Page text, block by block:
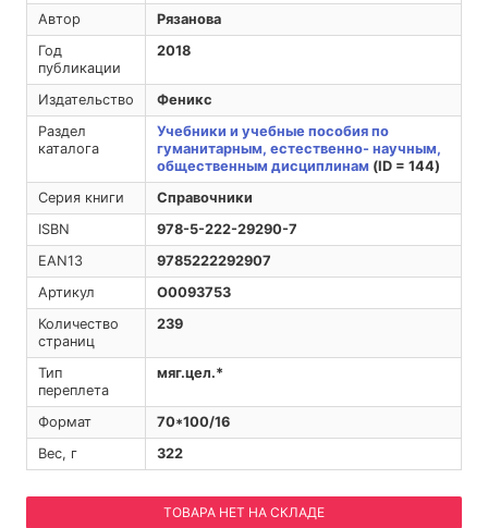
Автор
Рязанова
Год
публикации
2018
Издательство
Феникс
Раздел
каталога
Учебники и учебные пособия по
гуманитарным, естественно- научным,
общественным дисциплинам (ID = 144)
Серия книги
Справочники
ISBN
978-5-222-29290-7
EAN13
9785222292907
Артикул
O0093753
Количество
страниц
239
Тип
переплета
мяг.цел.*
Формат
70*100/16
Вес, г
322
ТОВАРА НЕТ НА СКЛАДЕ